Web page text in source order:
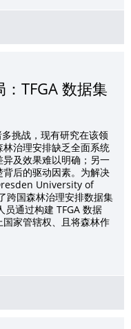
TFGA 数据集
挑战，现有研究在该领
治理安排缺乏全面系统
异及效果难以明确；另一
后的驱动因素。为解决
University of
跨国森林治理安排数据集
员通过构建 TFGA 数据
家管辖权、且将森林作